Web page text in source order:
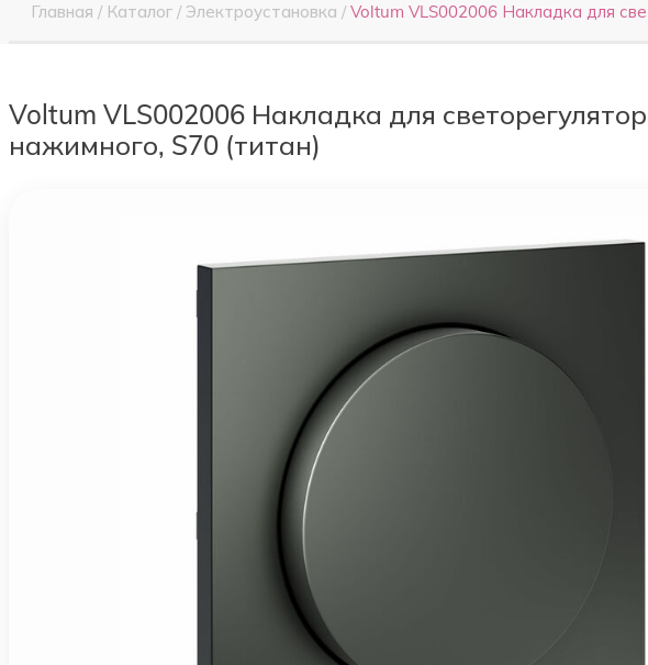
Главная / Каталог / Электроустановка / Voltum VLS002006 Накладка для
Voltum VLS002006 Накладка для
нажимного, S70 (титан)